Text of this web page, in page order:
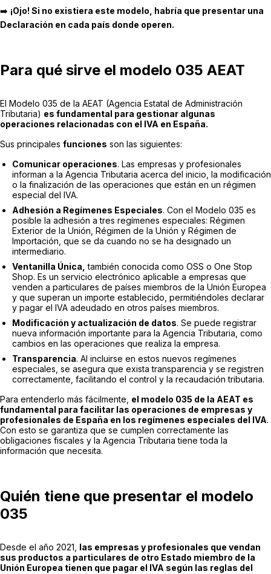
➡️ ¡Ojo! Si no existiera este modelo, habría que presentar una
Declaración en cada país donde operen.
Para qué sirve el modelo 035 AEAT
El Modelo 035 de la AEAT (Agencia Estatal de Administración
Tributaria) es fundamental para gestionar algunas
operaciones relacionadas con el IVA en España.
Sus principales funciones son las siguientes:
Comunicar operaciones. Las empresas y profesionales
informan a la Agencia Tributaria acerca del inicio, la modificación
o la finalización de las operaciones que están en un régimen
especial del IVA.
Adhesión a Regímenes Especiales. Con el Modelo 035 es
posible la adhesión a tres regímenes especiales: Régimen
Exterior de la Unión, Régimen de la Unión y Régimen de
Importación, que se da cuando no se ha designado un
intermediario.
Ventanilla Única, también conocida como OSS o One Stop
Shop. Es un servicio electrónico aplicable a empresas que
venden a particulares de países miembros de la Unión Europea
y que superan un importe establecido, permitiéndoles declarar
y pagar el IVA adeudado en otros países miembros.
Modificación y actualización de datos. Se puede registrar
nueva información importante para la Agencia Tributaria, como
cambios en las operaciones que realiza la empresa.
Transparencia. Al incluirse en estos nuevos regímenes
especiales, se asegura que exista transparencia y se registren
correctamente, facilitando el control y la recaudación tributaria.
Para entenderlo más fácilmente, el modelo 035 de la AEAT es
fundamental para facilitar las operaciones de empresas y
profesionales de España en los regímenes especiales del IVA.
Con esto se garantiza que se cumplen correctamente las
obligaciones fiscales y la Agencia Tributaria tiene toda la
información que necesita.
Quién tiene que presentar el modelo
035
Desde el año 2021, las empresas y profesionales que vendan
sus productos a particulares de otro Estado miembro de la
Unión Europea tienen que pagar el IVA según las reglas del